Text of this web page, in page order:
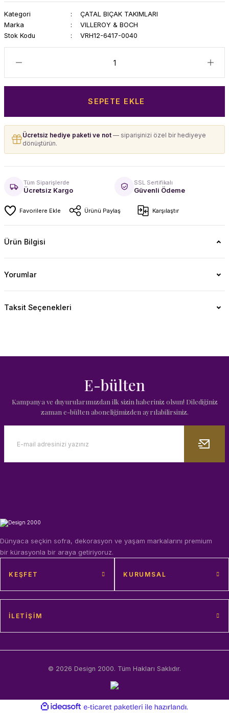
Kategori
ÇATAL BIÇAK TAKIMLARI
Marka
VILLEROY & BOCH
Stok Kodu
VRH12-6417-0040
SEPETE EKLE
Ücretsiz hediye paketi ve not — siparişinizi özel bir hediyeye
dönüştürün.
Tüm Siparişlerde
Ücretsiz Kargo
SSL Sertifikalı
Güvenli Ödeme
Ürünü Paylaş Karşılaştır
Ürün Bilgisi
Yorumlar
Taksit Seçenekleri
E-bülten
Kampanya ve duyurularımızdan ilk sizin haberiniz olsun! Dilediğiniz
zaman e-bülten aboneliğimizden ayrılabilirsiniz.
Dünyaca seçkin sofra, dekorasyon ve yaşam markalarını premium
bir kürasyonla bir araya getiriyoruz.
KEŞFET KURUMSAL
İLETIŞIM
© 2026 Design 2000. Tüm Hakları Saklıdır.
ideasoft
e-